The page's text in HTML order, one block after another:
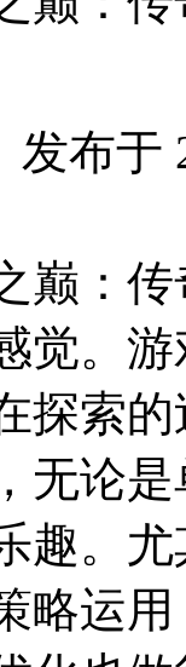
发布于
巅：
觉。
探索
无论
趣。
略运